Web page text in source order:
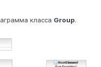
класса Group.